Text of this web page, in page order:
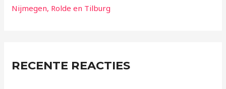
Nijmegen, Rolde en Tilburg
RECENTE REACTIES